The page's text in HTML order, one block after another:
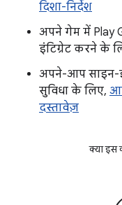
दिशा-निर्देश
अपने गेम में Play
इंटिग्रेट करने के
अपने-आप साइन-
सुविधा के लिए,
दस्तावेज़
क्या इस